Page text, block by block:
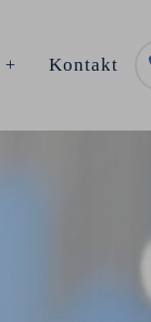
Kontakt